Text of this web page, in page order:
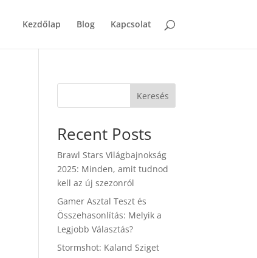
Kezdőlap Blog Kapcsolat
Keresés
Recent Posts
Brawl Stars Világbajnokság
2025: Minden, amit tudnod
kell az új szezonról
Gamer Asztal Teszt és
Összehasonlítás: Melyik a
Legjobb Választás?
Stormshot: Kaland Sziget